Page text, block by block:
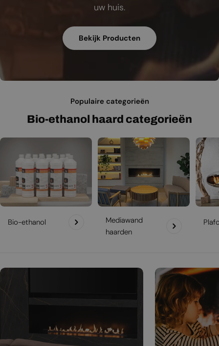
uw huis.
Bekijk Producten
Populaire categorieën
Bio-ethanol haard categorieën
Bio-ethanol
Mediawand
haarden